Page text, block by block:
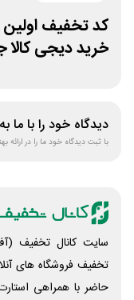
کد تخفیف اولین
خرید دیجی
دیدگاه خود را با ما
با ثبت دیدگاه خود ما را در ارائه
سایت کانال تخفیف
تخفیف فروشگاه های
حاضر با همراهی